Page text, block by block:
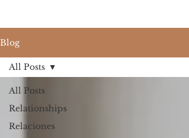
Blog
All Posts
Relationships
Relaciones
All Posts